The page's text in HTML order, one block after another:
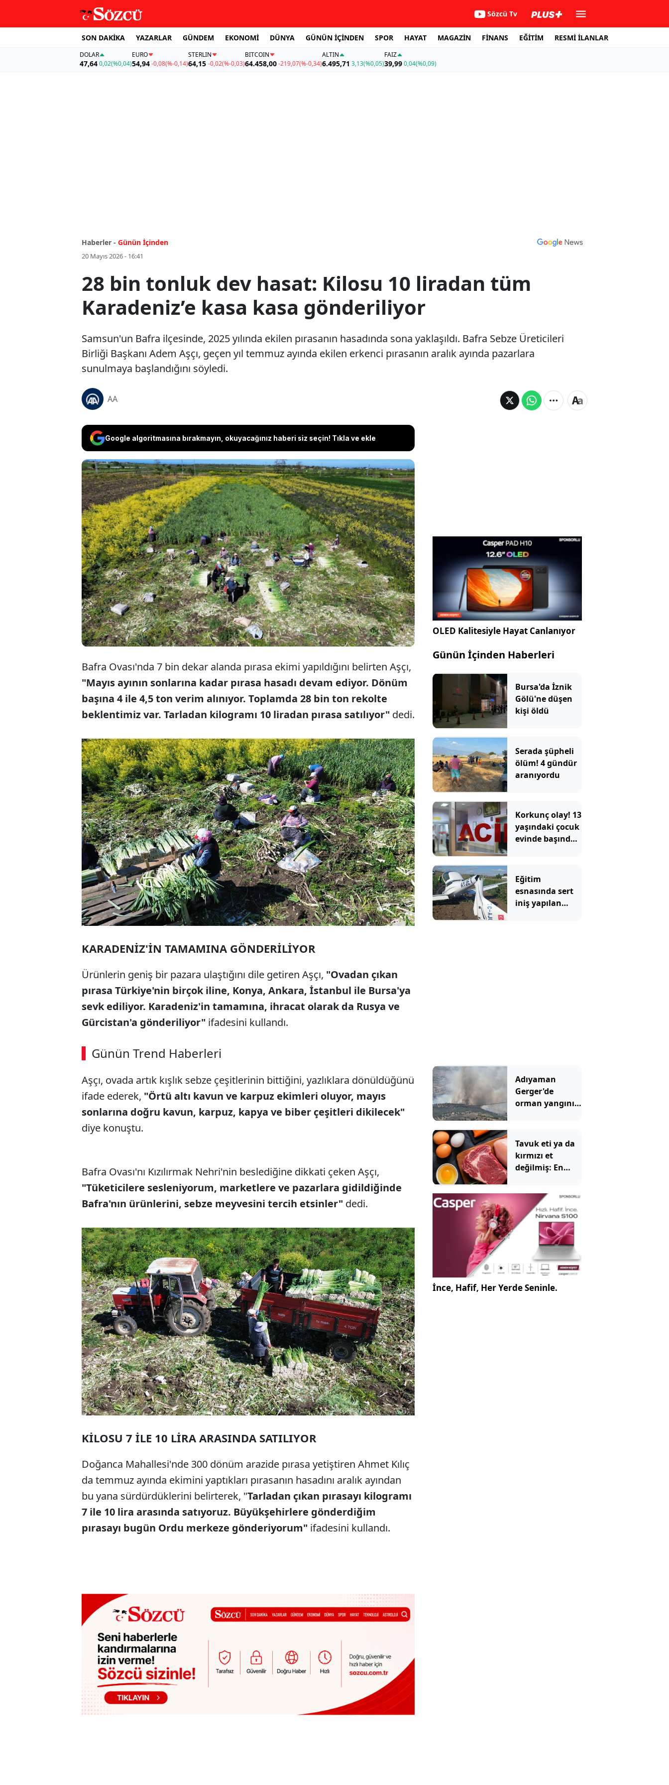
Sözcü Tv
SON DAKİKA YAZARLAR GÜNDEM EKONOMİ DÜNYA GÜNÜN İÇİNDEN SPOR HAYAT MAGAZİN FİNANS EĞİTİM RESMİ İLANLAR
DOLAR
47,640,02(%0,04)
EURO
54,94 -0,08(%-0,14)
STERLIN
64,15 -0,02(%-0,03)
BITCOIN
64.458,00-219,07(%-0,34)
ALTIN
6.495,71 3,13(%0,05)
FAİZ
39,990,04(%0,09)
Haberler - Günün İçinden
20 Mayıs 2026 - 16:41
28 bin tonluk dev hasat: Kilosu 10 liradan tüm
Karadeniz’e kasa kasa gönderiliyor
Samsun'un Bafra ilçesinde, 2025 yılında ekilen pırasanın hasadında sona yaklaşıldı. Bafra Sebze Üreticileri
Birliği Başkanı Adem Aşçı, geçen yıl temmuz ayında ekilen erkenci pırasanın aralık ayında pazarlara
sunulmaya başlandığını söyledi.
AA
Google algoritmasına bırakmayın, okuyacağınız haberi siz seçin! Tıkla ve ekle
Samsun'un Bafra ilçesinde, 2025 yılında ekilen pırasanın
hasadında sona yaklaşıldı. Bafra Sebze Üreticileri Birliği Başkanı
Adem Aşçı, geçen yıl temmuz ayında ekilen erkenci pırasanın
aralık ayında pazarlara sunulmaya başlandığını söyledi.
Bafra Ovası'nda 7 bin dekar alanda pırasa ekimi yapıldığını belirten Aşçı,
"Mayıs ayının sonlarına kadar pırasa hasadı devam ediyor. Dönüm
başına 4 ile 4,5 ton verim alınıyor. Toplamda 28 bin ton rekolte
beklentimiz var. Tarladan kilogramı 10 liradan pırasa satılıyor" dedi.
KARADENİZ'İN TAMAMINA GÖNDERİLİYOR
Ürünlerin geniş bir pazara ulaştığını dile getiren Aşçı, "Ovadan çıkan
pırasa Türkiye'nin birçok iline, Konya, Ankara, İstanbul ile Bursa'ya
sevk ediliyor. Karadeniz'in tamamına, ihracat olarak da Rusya ve
Gürcistan'a gönderiliyor" ifadesini kullandı.
Günün Trend Haberleri
Aşçı, ovada artık kışlık sebze çeşitlerinin bittiğini, yazlıklara dönüldüğünü
ifade ederek, "Örtü altı kavun ve karpuz ekimleri oluyor, mayıs
sonlarına doğru kavun, karpuz, kapya ve biber çeşitleri dikilecek"
diye konuştu.
Bafra Ovası'nı Kızılırmak Nehri'nin beslediğine dikkati çeken Aşçı,
"Tüketicilere sesleniyorum, marketlere ve pazarlara gidildiğinde
Bafra'nın ürünlerini, sebze meyvesini tercih etsinler" dedi.
KİLOSU 7 İLE 10 LİRA ARASINDA SATILIYOR
Doğanca Mahallesi'nde 300 dönüm arazide pırasa yetiştiren Ahmet Kılıç
da temmuz ayında ekimini yaptıkları pırasanın hasadını aralık ayından
bu yana sürdürdüklerini belirterek, "Tarladan çıkan pırasayı kilogramı
7 ile 10 lira arasında satıyoruz. Büyükşehirlere gönderdiğim
pırasayı bugün Ordu merkeze gönderiyorum" ifadesini kullandı.
OLED Kalitesiyle Hayat Canlanıyor
Günün İçinden Haberleri
Bursa'da İznik
Gölü'ne düşen
kişi öldü
Serada şüpheli
ölüm! 4 gündür
aranıyordu
Korkunç olay! 13
yaşındaki çocuk
evinde başından
Eğitim
esnasında sert
iniş yapılan
Adıyaman
Gerger'de
orman yangını
Tavuk eti ya da
kırmızı et
değilmiş: En
kaynağı belli
İnce, Hafif, Her Yerde Seninle.